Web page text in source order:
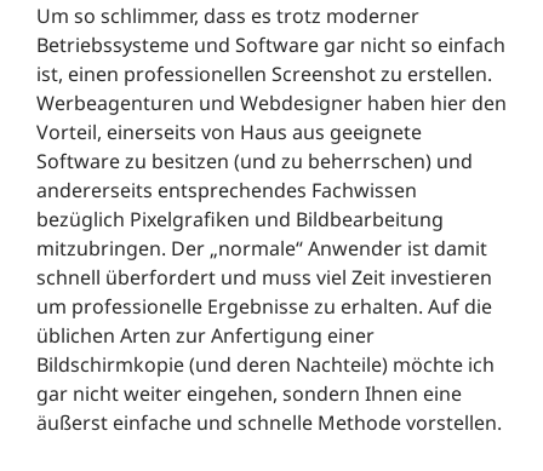
Um so schlimmer, dass es trotz moderner
Betriebssysteme und Software gar nicht so einfach
ist, einen professionellen Screenshot zu erstellen.
Werbeagenturen und Webdesigner haben hier den
Vorteil, einerseits von Haus aus geeignete
Software zu besitzen (und zu beherrschen) und
andererseits entsprechendes Fachwissen
bezüglich Pixelgrafiken und Bildbearbeitung
mitzubringen. Der „normale“ Anwender ist damit
schnell überfordert und muss viel Zeit investieren
um professionelle Ergebnisse zu erhalten. Auf die
üblichen Arten zur Anfertigung einer
Bildschirmkopie (und deren Nachteile) möchte ich
gar nicht weiter eingehen, sondern Ihnen eine
äußerst einfache und schnelle Methode vorstellen.